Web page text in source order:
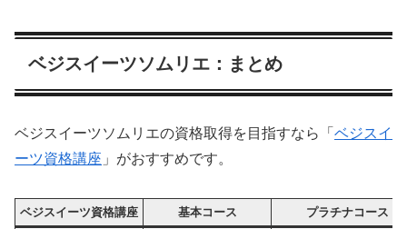
ベジスイーツソムリエ：まとめ
ベジスイーツソムリエの資格取得を目指すなら「 ベジスイ
ーツ資格講座 」がおすすめです。
ベジスイーツ資格講座 基本コース プラチナコース